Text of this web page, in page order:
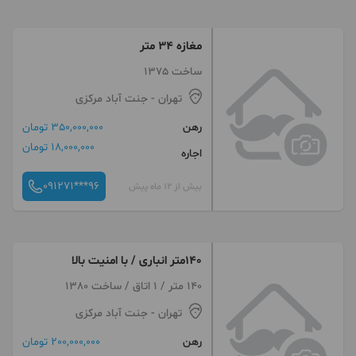
مغازه ۳۴ متر
ساخت 1375
تهران - جنت آباد مرکزی
رهن
350,000,000 تومان
اجاره
18,000,000 تومان
بیش از 12 ماه پیش 091271***96
140متر انباری / با امنیت‌ بالا
140 متر / 1 اتاق / ساخت 1380
تهران - جنت آباد مرکزی
رهن
200,000,000 تومان